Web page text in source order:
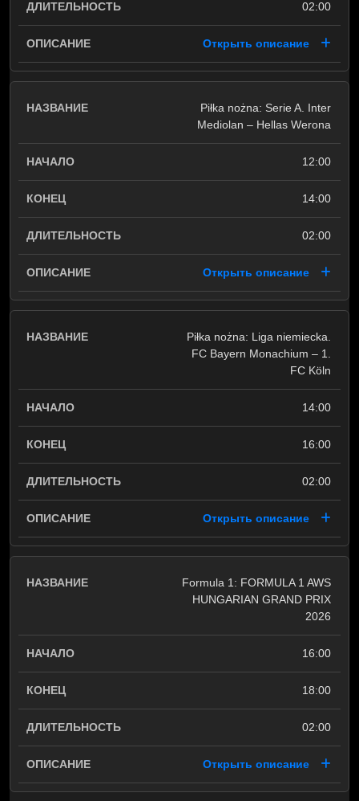
02:00
Открыть описание
Piłka nożna: Serie A. Inter
Mediolan – Hellas Werona
12:00
14:00
02:00
Открыть описание
Piłka nożna: Liga niemiecka.
FC Bayern Monachium – 1.
FC Köln
14:00
16:00
02:00
Открыть описание
Formula 1: FORMULA 1 AWS
HUNGARIAN GRAND PRIX
2026
16:00
18:00
02:00
Открыть описание